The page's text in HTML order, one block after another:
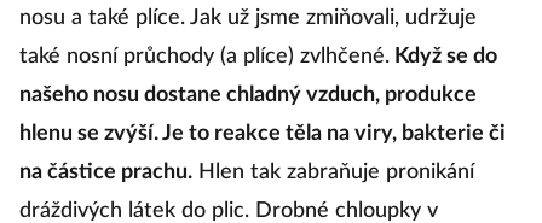
nosu a také plíce. Jak už jsme zmiňovali, udržuje
také nosní průchody (a plíce) zvlhčené. Když se do
našeho nosu dostane chladný vzduch, produkce
hlenu se zvýší. Je to reakce těla na viry, bakterie či
na částice prachu. Hlen tak zabraňuje pronikání
dráždivých látek do plic. Drobné chloupky v